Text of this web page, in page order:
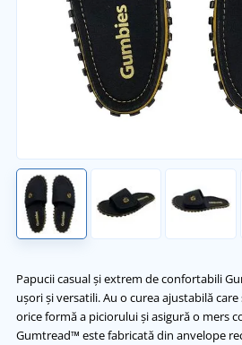
Papucii casual și extrem de confortabili
ușori și versatili. Au o curea ajustabilă
orice formă a piciorului și asigură o mers
Gumtread™ este fabricată din anvelope